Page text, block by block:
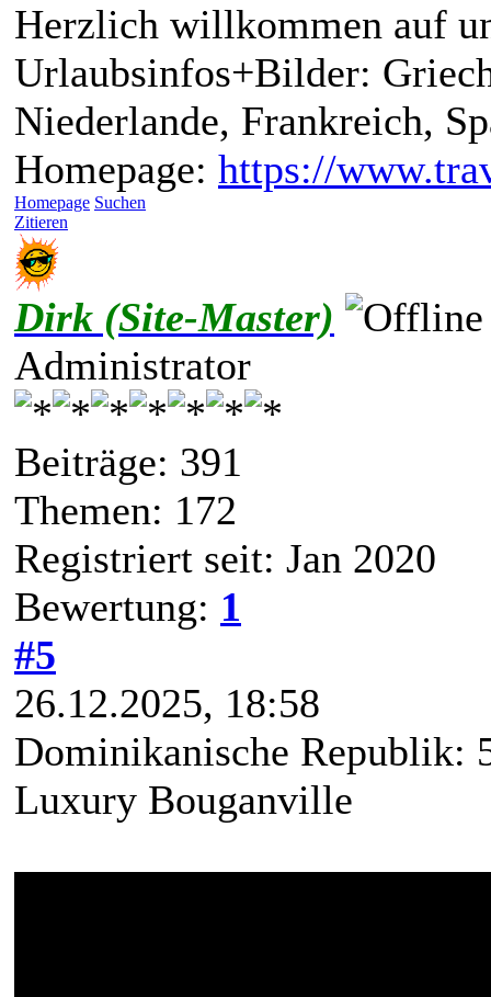
Herzlich willkommen auf
Urlaubsinfos+Bilder:
Niederlande, Frankreich,
Homepage: https://
Homepage Suchen
Zitieren
Dirk (Site-Master)
Administrator
Beiträge: 391
Themen: 172
Registriert seit: Jan 2020
Bewertung: 1
#5
26.12.2025, 18:58
Dominikanische Republik:
Luxury Bouganville